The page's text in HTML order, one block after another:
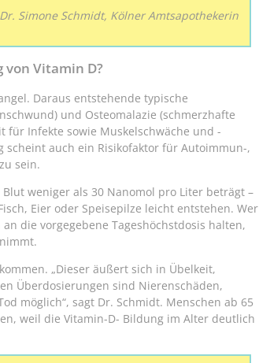
Dr. Simone Schmidt, Kölner Amtsapothekerin
von Vitamin D?
Daraus entstehende typische
und Osteomalazie (schmerzhafte
für Infekte sowie Muskelschwäche und -
scheint auch ein Risikofaktor für Autoimmun-,
sein.
weniger als 30 Nanomol pro Liter beträgt –
Eier oder Speisepilze leicht entstehen. Wer
die vorgegebene Tageshöchstdosis halten,
„Dieser äußert sich in Übelkeit,
Überdosierungen sind Nierenschäden,
möglich“, sagt Dr. Schmidt. Menschen ab 65
weil die Vitamin-D- Bildung im Alter deutlich